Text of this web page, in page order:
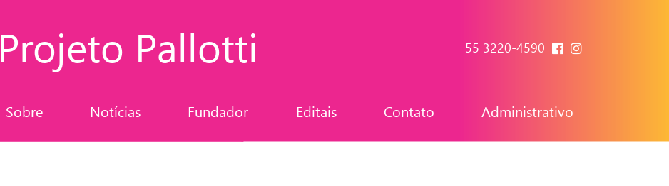
Projeto Pallotti 55 3220-4590
Sobre Notícias Fundador Editais Contato Administrativo